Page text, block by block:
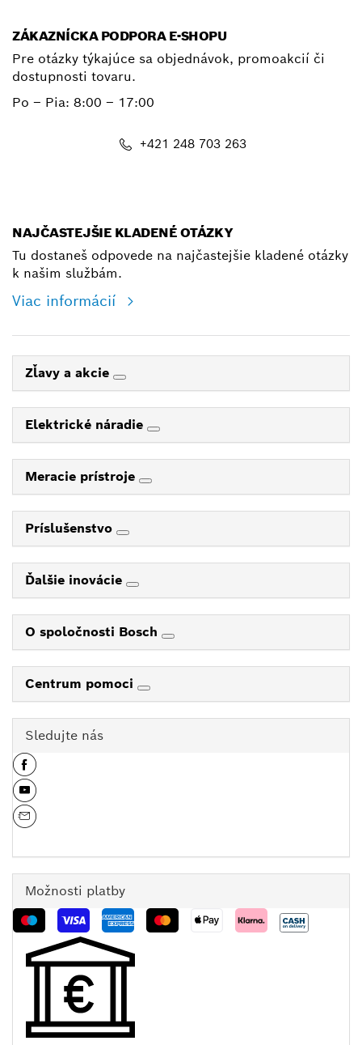
ZÁKAZNÍCKA PODPORA E-SHOPU
Pre otázky týkajúce sa objednávok, promoakcií či
dostupnosti tovaru.
Po – Pia: 8:00 – 17:00
+421 248 703 263
NAJČASTEJŠIE KLADENÉ OTÁZKY
Tu dostaneš odpovede na najčastejšie kladené otázky
k našim službám.
Viac informácií
Zľavy a akcie
Elektrické náradie
Meracie prístroje
Príslušenstvo
Ďalšie inovácie
O spoločnosti Bosch
Centrum pomoci
Sledujte nás
Možnosti platby